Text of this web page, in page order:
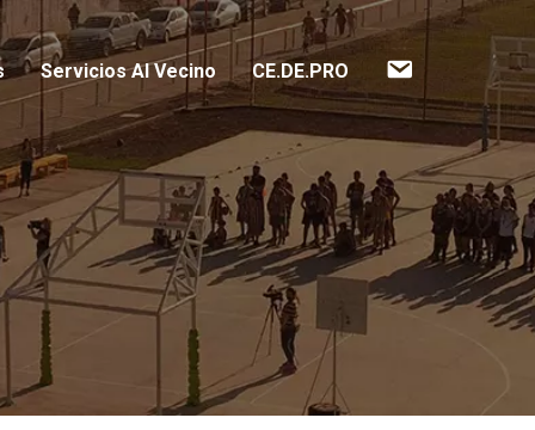
Servicios Al Vecino CE.DE.PRO Contacto